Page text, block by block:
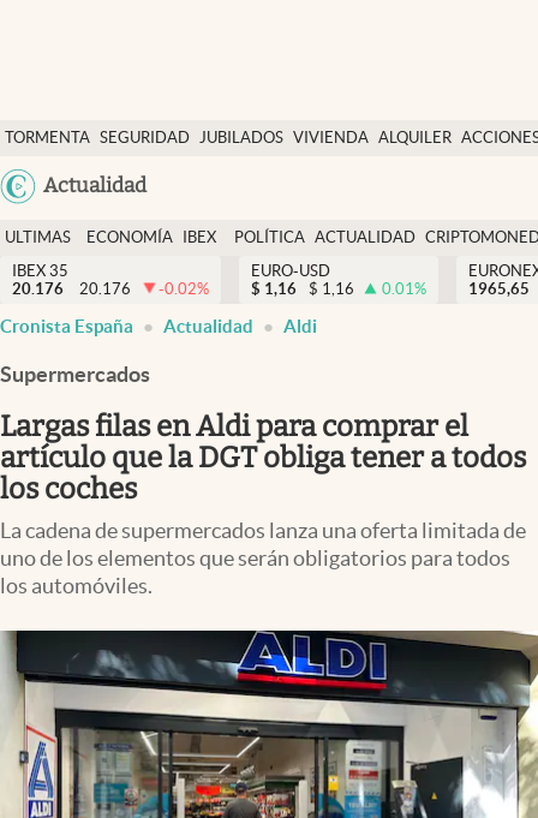
TORMENTA SEGURIDAD JUBILADOS VIVIENDA ALQUILER
USA
Actualidad
Economía y finanzas
Política
Actualidad
Criptomonedas
España
ULTIMAS
NOTICIAS
ECONOMÍA
FINANZAS
IBEX
EURO
POLÍTICA ACTUALIDAD
IBEX 35
20.176
20.176 -0.02%
EURO-USD
$ 1,16 $ 1,16 0.01%
1965,65
Cronista España Actualidad Aldi
Supermercados
Largas filas en Aldi para comprar el
artículo que la DGT obliga tener a todos
los coches
La cadena de supermercados lanza una oferta limitada de
uno de los elementos que serán obligatorios para todos
los automóviles.